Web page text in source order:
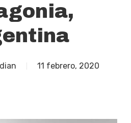
11 febrero, 2020